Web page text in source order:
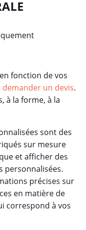
fonction de vos
demander un devis.
à la forme, à la
sont des
sur mesure
et afficher des
personnalisées.
précises sur
en matière de
correspond à vos